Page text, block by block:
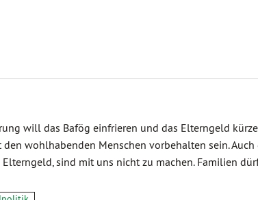
will das Bafög einfrieren und das Elterngeld
wohlhabenden Menschen vorbehalten sein. Auch
sind mit uns nicht zu machen. Familien